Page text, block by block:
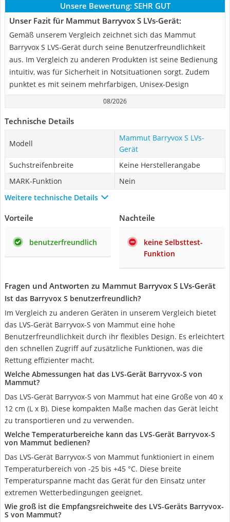
Unsere Bewertung: SEHR GUT
Unser Fazit für Mammut Barryvox S LVs-Gerät:
Gemäß unserem Vergleich zeichnet sich das Mammut
Barryvox S LVS-Gerät durch seine Benutzerfreundlichkeit
aus. Im Vergleich zu anderen Produkten ist seine Bedienung
intuitiv, was für Sicherheit in Notsituationen sorgt. Zudem
punktet es mit seinem mehrfarbigen, Unisex-Design
08/2026
Technische Details
Modell
Mammut Barryvox S LVs-
Gerät
Suchstreifenbreite
Keine Herstellerangabe
MARK-Funktion
Nein
Weitere technische Details
Vorteile
benutzerfreundlich
Nachteile
keine Selbsttest-
Funktion
Fragen und Antworten zu Mammut Barryvox S LVs-Gerät
Ist das Barryvox S benutzerfreundlich?
Im Vergleich zu anderen Geräten in unserem Vergleich bietet
das LVS-Gerät Barryvox-S von Mammut eine hohe
Benutzerfreundlichkeit durch ihr flexibles Design. Es erleichtert
den schnellen Zugriff auf zusätzliche Funktionen, was die
Rettung effizienter macht.
Welche Abmessungen hat das LVS-Gerät Barryvox-S von
Mammut?
Das LVS-Gerät Barryvox-S von Mammut hat eine Größe von 40 x
12 cm (L x B). Diese kompakten Maße machen das Gerät leicht
zu transportieren und zu verwenden.
Welche Temperaturbereiche kann das LVS-Gerät Barryvox-S
von Mammut bedienen?
Das LVS-Gerät Barryvox-S von Mammut funktioniert in einem
Temperaturbereich von -25 bis +45 °C. Diese breite
Temperaturspanne macht das Gerät für den Einsatz unter
extremen Wetterbedingungen geeignet.
Wie groß ist die Empfangsreichweite des LVS-Geräts Barryvox-
S von Mammut?